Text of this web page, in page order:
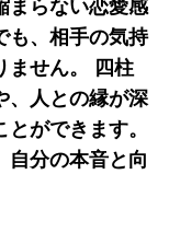
まらない恋愛感
も、相手の気持
ません。 四柱
、人との縁が深
ができます。
自分の本音と向